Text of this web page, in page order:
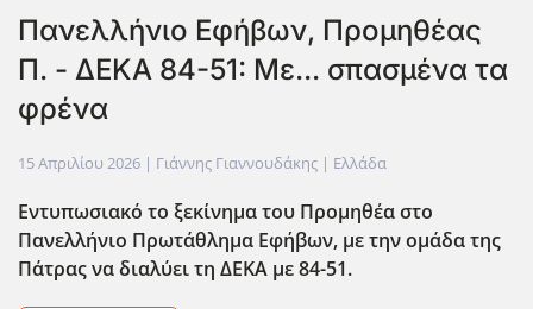
Πανελλήνιο Εφήβων, Προμηθέας
Π. - ΔΕΚΑ 84-51: Με... σπασμένα τα
φρένα
15 Απριλίου 2026 | Γιάννης Γιαννουδάκης | Ελλάδα
Εντυπωσιακό το ξεκίνημα του Προμηθέα στο
Πανελλήνιο Πρωτάθλημα Εφήβων, με την ομάδα της
Πάτρας να διαλύει τη ΔΕΚΑ με 84-51.